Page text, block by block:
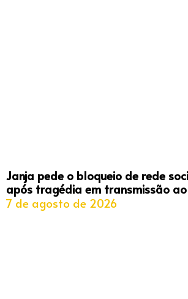
Janja pede o bloqueio de rede
após tragédia em transmissão
7 de agosto de 2026